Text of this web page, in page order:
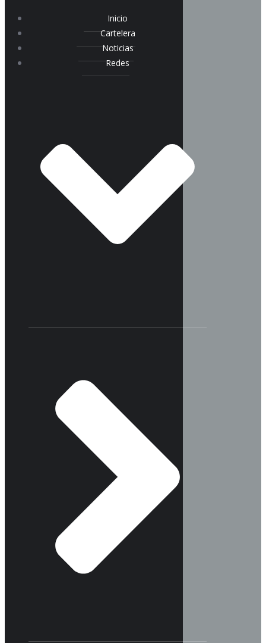
Inicio
Cartelera
Noticias
Redes